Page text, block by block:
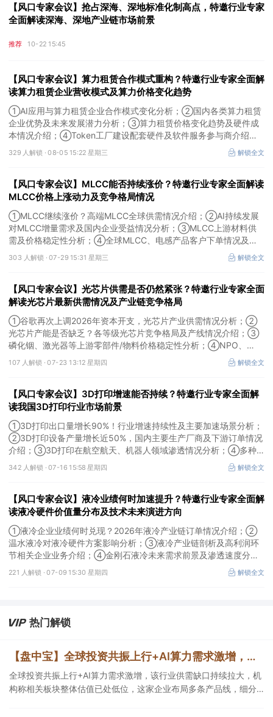
【风口专家会议】抢占深海、深地标准化制高点，特邀行业专家
全面解读深海、深地产业链市场前景
推荐 10-22 15:45
【风口专家会议】算力租赁合作模式重构？特邀行业专家全面解
读算力租赁企业营收模式及算力价格变化趋势
①AI应用与算力租赁企业合作模式变化分析；②国内各类算力租赁
企业优势及未来发展潜力分析；③算力租赁价格变化趋势及硬件成
本情况介绍；④Token工厂建设配套硬件及软件服务参与商介绍。
本场风口专家会议将于8月5日（周三）19:00举行，特邀行业专家全
面解读算力租赁企业营收模式及算力价格变化趋势。
329 人解锁 ·08-05 15:22 星期三 解锁全文
【风口专家会议】MLCC能否持续涨价？特邀行业专家全面解读
MLCC价格上涨动力及竞争格局情况
①MLCC继续涨价？高端MLCC全球供需情况介绍；②AI持续发展
对MLCC增量需求及国内企业受益情况分析；③MLCC上游材料供
需及价格稳定性分析；④全球MLCC、电感产品客户下单情况及未
来扩产难度解析。本场风口专家会议将于7月29日（周三）20:30举
行，特邀行业专家全面解读MLCC价格上涨动力及竞争格局情况。
303 人解锁 ·07-29 15:31 星期三 解锁全文
【风口专家会议】光芯片供需是否仍然紧张？特邀行业专家全面
解读光芯片最新供需情况及产业链竞争格局
①谷歌再次上调2026年资本开支，光芯片产业供需情况分析；②
光芯片产能是否缺乏？各等级光芯片竞争格局及产线情况介绍；③
磷化铟、激光器等上游零部件/物料价格稳定性分析；④NPO、
3.2T光模块研发进展介绍。本场风口专家会议将于7月23日（周四）
16:30举行，特邀行业专家全面解读光芯片最新供需情况及产业链竞
107 人解锁 ·07-23 13:12 星期四 解锁全文
【风口专家会议】3D打印增速能否持续？特邀行业专家全面解
读我国3D打印行业市场前景
①3D打印出口量增长90%！行业增速持续性及主要加速场景分析；
②3D打印设备产量增长近50%，国内主要生产厂商及下游订单情况
介绍；③3D打印在航空航天、机器人领域渗透情况分析；④多种
技术路线及所需产业链供需情况剖析。本场风口专家会议将于7月16
日（周四）20:00举行，特邀行业专家全面解读我国3D打印行业市
342 人解锁 ·07-16 15:58 星期四 解锁全文
【风口专家会议】液冷业绩何时加速提升？特邀行业专家全面解
读液冷硬件价值量分布及技术未来演进方向
①液冷企业业绩何时兑现？2026年液冷产业链订单情况介绍；②
温水液冷对液冷硬件方案影响分析；③液冷产业链剖析及高利润环
节相关企业业务介绍；④金刚石液冷未来需求前景及渗透速度分
析。本场风口专家会议将于7月9日（周四）19:30举行，特邀行业专
家全面解读液冷硬件价值量分布及技术未来演进方向。
221 人解锁 ·07-09 15:30 星期四 解锁全文
热门解锁
【盘中宝】全球投资共振上行+AI算力需求激增，该行业供需缺口持续拉大，机构称相关板块整体估值已处低位，这家企业细分产品市占率第一
全球投资共振上行+AI算力需求激增，该行业供需缺口持续拉大，机
构称相关板块整体估值已处低位，这家企业布局多条产品线，细分